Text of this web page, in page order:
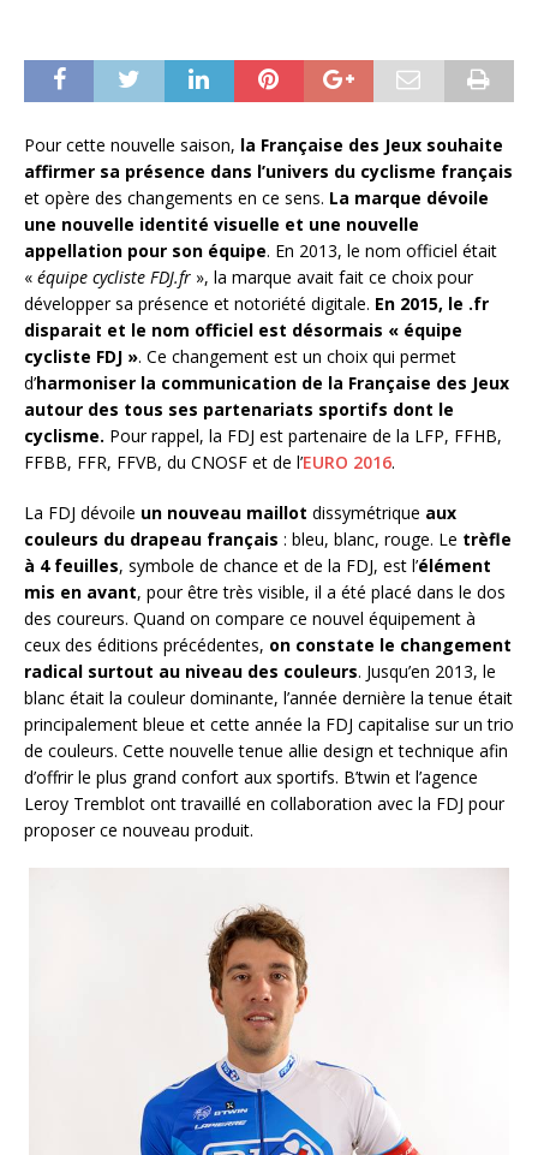
Pour cette nouvelle saison, la Française des Jeux souhaite
affirmer sa présence dans l’univers du cyclisme français
et opère des changements en ce sens. La marque dévoile
une nouvelle identité visuelle et une nouvelle
appellation pour son équipe. En 2013, le nom officiel était
« équipe cycliste FDJ.fr », la marque avait fait ce choix pour
développer sa présence et notoriété digitale. En 2015, le .fr
disparait et le nom officiel est désormais « équipe
cycliste FDJ ». Ce changement est un choix qui permet
d’harmoniser la communication de la Française des Jeux
autour des tous ses partenariats sportifs dont le
cyclisme. Pour rappel, la FDJ est partenaire de la LFP, FFHB,
FFBB, FFR, FFVB, du CNOSF et de l’EURO 2016.
La FDJ dévoile un nouveau maillot dissymétrique aux
couleurs du drapeau français : bleu, blanc, rouge. Le trèfle
à 4 feuilles, symbole de chance et de la FDJ, est l’élément
mis en avant, pour être très visible, il a été placé dans le dos
des coureurs. Quand on compare ce nouvel équipement à
ceux des éditions précédentes, on constate le changement
radical surtout au niveau des couleurs. Jusqu’en 2013, le
blanc était la couleur dominante, l’année dernière la tenue était
principalement bleue et cette année la FDJ capitalise sur un trio
de couleurs. Cette nouvelle tenue allie design et technique afin
d’offrir le plus grand confort aux sportifs. B’twin et l’agence
Leroy Tremblot ont travaillé en collaboration avec la FDJ pour
proposer ce nouveau produit.